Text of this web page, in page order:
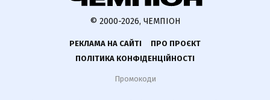
© 2000-2026, ЧЕМПІОН
РЕКЛАМА НА САЙТІ
ПРО ПРОЄКТ
ПОЛІТИКА КОНФІДЕНЦІЙНОСТІ
Промокоди